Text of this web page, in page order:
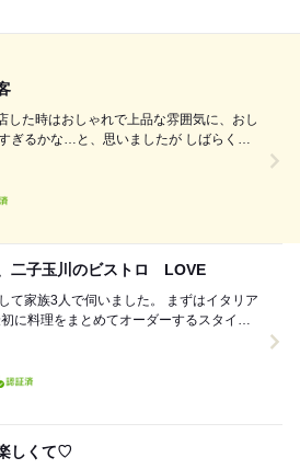
な…と、思いましたが しばらくし
二子玉川のビストロ LOVE
で伺いました。 まずはイタリア
しくて♡